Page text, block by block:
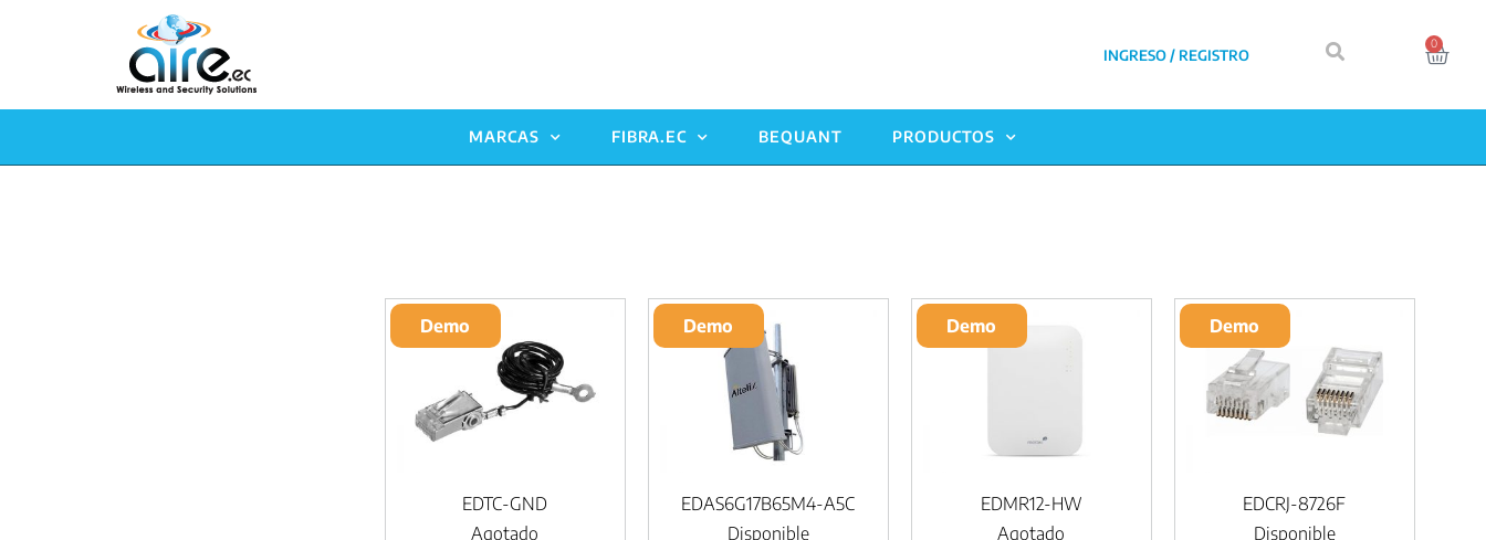
INGRESO / REGISTRO
0
MARCAS FIBRA.EC BEQUANT PRODUCTOS
EDTC-GND
Agotado
Demo
EDAS6G17B65M4-A5C
Disponible
Demo
EDMR12-HW
Agotado
Demo
EDCRJ-8726F
Disponible
Demo